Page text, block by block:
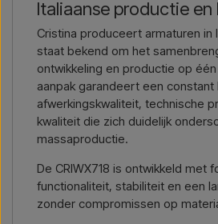
Italiaanse productie
Cristina produceert armaturen in
staat bekend om het
ontwikkeling en productie op
aanpak garandeert een constant
afwerkingskwaliteit, technische
kwaliteit die zich duidelijk
massaproductie.
De CRIWX718 is ontwikkeld met
functionaliteit, stabiliteit en een
zonder compromissen op